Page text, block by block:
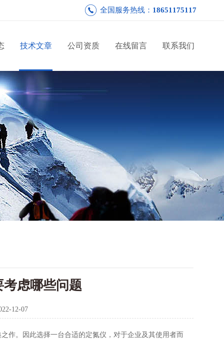
全国服务热线： 18651175117
技术文章 公司资质 在线留言 联系我们
虑哪些问题
12-07
作。因此选择一台合适的定氮仪，对于企业及其使用者而